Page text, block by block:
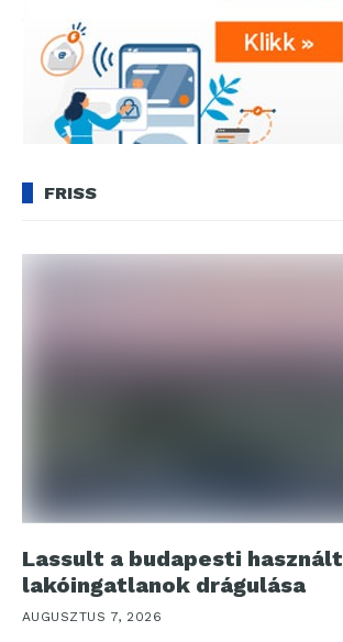
FRISS
Lassult a budapesti használt
lakóingatlanok drágulása
AUGUSZTUS 7, 2026